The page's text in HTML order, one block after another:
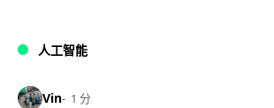
人工智能
Vin 1 分